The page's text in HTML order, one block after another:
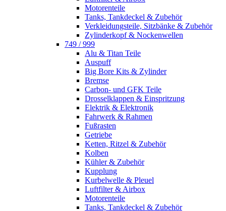
Motorenteile
Tanks, Tankdeckel & Zubehör
Verkleidungsteile, Sitzbänke & Zubehör
Zylinderkopf & Nockenwellen
749 / 999
Alu & Titan Teile
Auspuff
Big Bore Kits & Zylinder
Bremse
Carbon- und GFK Teile
Drosselklappen & Einspritzung
Elektrik & Elektronik
Fahrwerk & Rahmen
Fußrasten
Getriebe
Ketten, Ritzel & Zubehör
Kolben
Kühler & Zubehör
Kupplung
Kurbelwelle & Pleuel
Luftfilter & Airbox
Motorenteile
Tanks, Tankdeckel & Zubehör